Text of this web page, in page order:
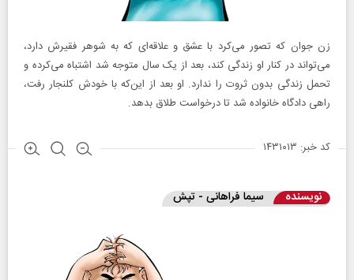
زن جوان که تصور می‌کرد با عشق و علاقه‌ای که به شوهر فقیرش دارد،
می‌تواند در کنار او زندگی کند، بعد از یک سال متوجه شد اشتباه می‌کرده و
تحمل زندگی بدون ثروت را ندارد. او بعد از این‌که با خودش کلنجار رفت،
راهی دادگاه خانواده شد تا درخواست طلاق بدهد.
کد خبر: ۱۴۳۱۰۱۳
نویسنده سیما فراهانی - تپش